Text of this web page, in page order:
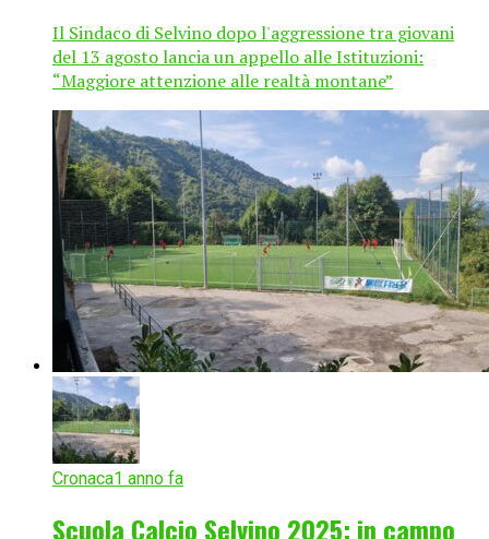
Il Sindaco di Selvino dopo l'aggressione tra giovani
del 13 agosto lancia un appello alle Istituzioni:
“Maggiore attenzione alle realtà montane”
Cronaca1 anno fa
Scuola Calcio Selvino 2025: in campo